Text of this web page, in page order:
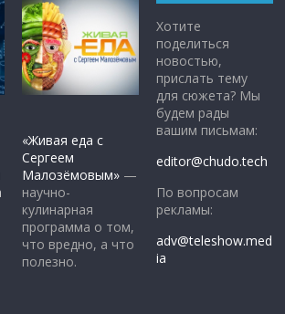
«Живая еда с
Сергеем
Малозёмовым» —
научно-
кулинарная
программа о том,
что вредно, а что
полезно.
Хотите
поделиться
новостью,
прислать тему
для сюжета? Мы
будем рады
вашим письмам:
editor@chudo.tech
По вопросам
рекламы:
adv@teleshow.med
ia